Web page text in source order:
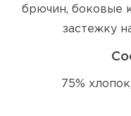
брючин, боковые
застежку
75%